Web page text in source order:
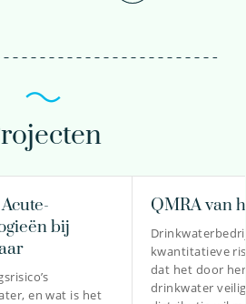
prof.dr. Gertjan
Medema
Principal microbiologist
bij
en wat is het
QMRA van
kwantitatieve
dat het door
drinkwater